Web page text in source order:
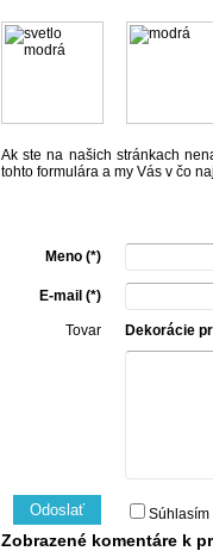
Ak ste na našich stránkach
tohto formulára a my Vás v čo
Meno (*)
E-mail (*)
Tovar Dekorácie
Odoslať
Zobrazené komentáre k